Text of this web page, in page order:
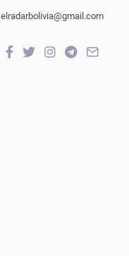
elradarbolivia@gmail.com